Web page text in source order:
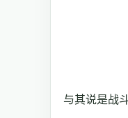
与其说是战